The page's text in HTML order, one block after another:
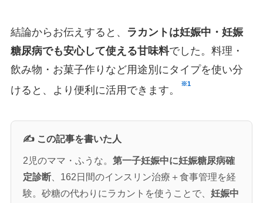
結論からお伝えすると、
ラカントは妊娠中・妊娠
糖尿病でも安心して使える甘味料でした。料理・
飲み物・お菓子作りなど用途別にタイプを使い分
けると、より便利に活用できます。
※1
✍️ この記事を書いた人
2児のママ・ふうな。 第一子妊娠中に妊娠糖尿病確
定診断、162日間のインスリン治療＋食事管理を経
験。砂糖の代わりにラカントを使うことで、 妊娠中